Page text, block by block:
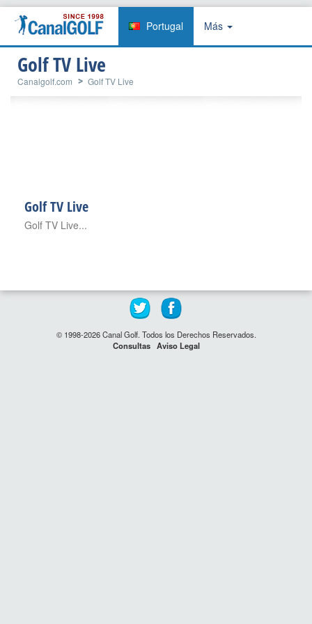
Portugal Más
Golf TV Live
Canalgolf.com Golf TV Live
Golf TV Live
Golf TV Live...
© 1998-2026 Canal Golf. Todos los Derechos Reservados.
Consultas Aviso Legal